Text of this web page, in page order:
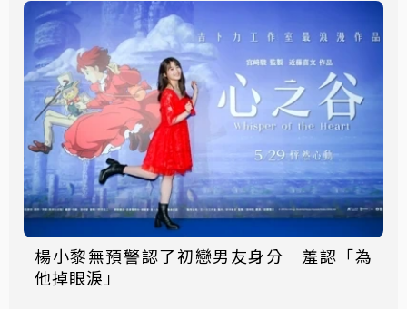
楊小黎無預警認了初戀男友身分 羞認「為
他掉眼淚」